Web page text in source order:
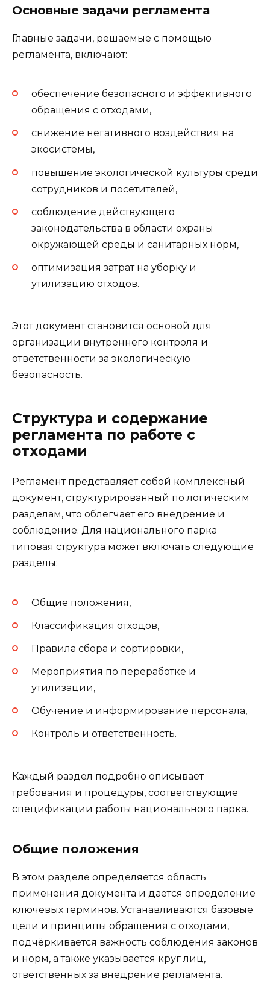
Основные задачи регламента
Главные задачи, решаемые с помощью
регламента, включают:
обеспечение безопасного и эффективного
обращения с отходами,
снижение негативного воздействия на
экосистемы,
повышение экологической культуры среди
сотрудников и посетителей,
соблюдение действующего
законодательства в области охраны
окружающей среды и санитарных норм,
оптимизация затрат на уборку и
утилизацию отходов.
Этот документ становится основой для
организации внутреннего контроля и
ответственности за экологическую
безопасность.
Структура и содержание
регламента по работе с
отходами
Регламент представляет собой комплексный
документ, структурированный по логическим
разделам, что облегчает его внедрение и
соблюдение. Для национального парка
типовая структура может включать следующие
разделы:
Общие положения,
Классификация отходов,
Правила сбора и сортировки,
Мероприятия по переработке и
утилизации,
Обучение и информирование персонала,
Контроль и ответственность.
Каждый раздел подробно описывает
требования и процедуры, соответствующие
спецификации работы национального парка.
Общие положения
В этом разделе определяется область
применения документа и дается определение
ключевых терминов. Устанавливаются базовые
цели и принципы обращения с отходами,
подчёркивается важность соблюдения законов
и норм, а также указывается круг лиц,
ответственных за внедрение регламента.